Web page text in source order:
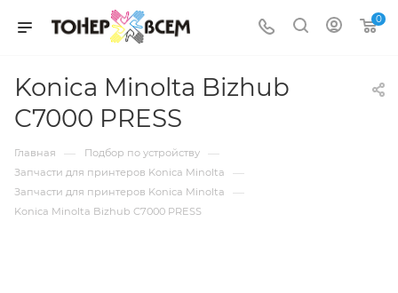
0
Konica Minolta Bizhub
C7000 PRESS
Главная — Подбор по устройству —
Запчасти для принтеров Konica Minolta —
Запчасти для принтеров Konica Minolta —
Konica Minolta Bizhub C7000 PRESS